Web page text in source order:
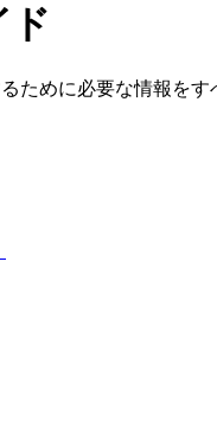
ド
ために必要な情報をす